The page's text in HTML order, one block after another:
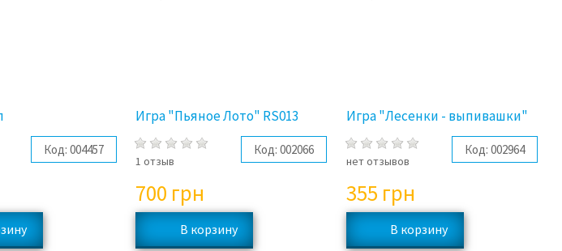
Код: 004457
Игра "Пьяное Лото" RS013
1 отзыв
Код: 002066
700 грн
Игра "Лесенки - выпивашки"
нет отзывов
Код: 002964
355 грн